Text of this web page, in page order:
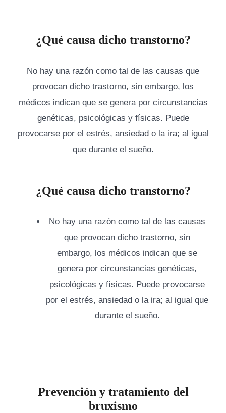
¿Qué causa dicho transtorno?
No hay una razón como tal de las causas que
provocan dicho trastorno, sin embargo, los
médicos indican que se genera por circunstancias
genéticas, psicológicas y físicas. Puede
provocarse por el estrés, ansiedad o la ira; al igual
que durante el sueño.
¿Qué causa dicho transtorno?
No hay una razón como tal de las causas
que provocan dicho trastorno, sin
embargo, los médicos indican que se
genera por circunstancias genéticas,
psicológicas y físicas. Puede provocarse
por el estrés, ansiedad o la ira; al igual que
durante el sueño.
Prevención y tratamiento del
bruxismo